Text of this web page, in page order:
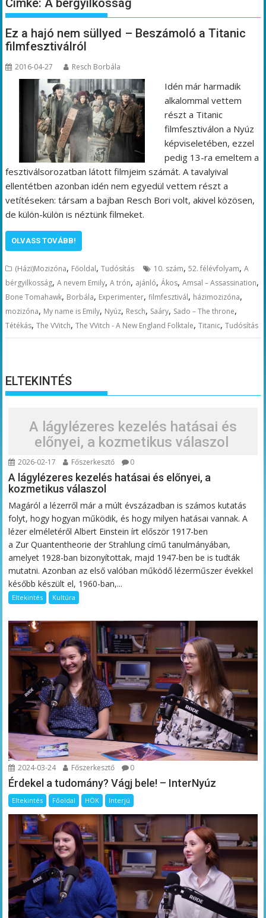
Címke:A bérgyilkosság
Ez a hajó nem süllyed – Beszámoló a Titanic
filmfesztiválról
2016-04-27 Resch Borbála
Idén már harmadik
alkalommal vettem
részt a Titanic
filmfesztiválon a Nyúz
képviseletében, ezzel
pedig 13-ra emeltem a
fesztiválsorozatban látott filmjeim számát. A tavalyival
ellentétben azonban idén nem egyedül vettem részt a
vetítéseken: társam a bajban Resch Bori volt, akivel közösen,
de külön-külön is néztünk filmeket.
OLVASS TOVÁBB!
(Házi)Mozizóna, Főoldal,Tudósítás 10. szám,52. félévfolyam,A
bérgyilkosság,A nevem Emily,A trón, ajánló,Ákos,Amsal – Assassination,
Bone Tomahawk, Borbála, Experimenter,filmfesztivál, házimozizóna,
mozizóna, My name is Emily, Nyúz, Resch, Saáry, Sado – The throne,
Tétékás,The VVitch,The VVitch - A New England Folktale,Titanic,Tudósítás
ELTEKINTÉS
A lágylézeres kezelés hatásai és
előnyei, a kozmetikus válaszol
2026-02-17 Főszerkesztő 0
A lágylézeres kezelés hatásai és előnyei, a
kozmetikus válaszol
Magáról a lézerről már a múlt évszázadban is számos kutatás
folyt, hogy hogyan működik, és hogy milyen hatásai vannak. A
lézer elméletéről Albert Einstein írt először 1917-ben
a Zur Quantentheorie der Strahlung című tanulmányában,
amelyet 1928-ban bizonyítottak, majd 1947-ben be is tudták
mutatni. Azonban az első valóban működő lézerműszer évekkel
később készült el, 1960-ban,...
Eltekintés Kultúra
2024-03-24 Főszerkesztő 0
Érdekel a tudomány? Vágj bele! – InterNyúz
Eltekintés Főoldal HÖK Interjú